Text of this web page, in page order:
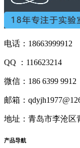
电话：18663999912
QQ ：116623214
微信：186 6399 9912
邮箱：
地址：青岛市李沧区
产品导航